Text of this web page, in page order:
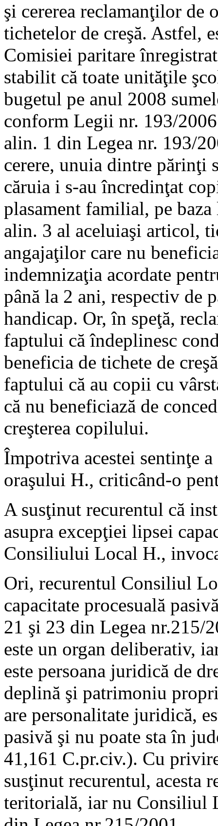
şi cererea reclamanţilor de
tichetelor de creşă. Astfel,
Comisiei paritare
stabilit că toate unităţile
bugetul pe anul 2008
conform Legii nr. 193/
alin. 1 din Legea nr. 193/
cerere, unuia dintre părinţi
căruia i s-au încredinţat
plasament familial, pe
alin. 3 al aceluiaşi articol,
angajaţilor care nu
indemnizaţia acordate
până la 2 ani, respectiv de
handicap. Or, în speţă,
faptului că îndeplinesc
beneficia de tichete de
faptului că au copii cu
că nu beneficiază de
creşterea copilului.
Împotriva acestei sentinţe
oraşului H., criticând-o
A susţinut recurentul că
asupra excepţiei lipsei
Consiliului Local H.,
Ori, recurentul Consiliul
capacitate procesuală
21 şi 23 din Legea nr.215/
este un organ deliberativ,
este persoana juridică de
deplină şi patrimoniu
are personalitate juridică,
pasivă şi nu poate sta în
41,161 C.pr.civ.). Cu
susţinut recurentul, acesta
teritorială, iar nu Consiliul